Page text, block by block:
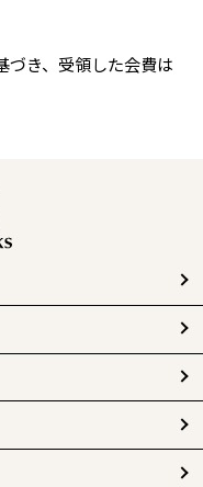
き、受領した会費は